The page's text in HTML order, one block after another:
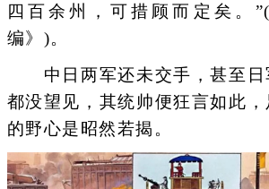
四百余州，可措顾而定矣。
编》)。
中日两军还未交手，甚至日
都没望见，其统帅便狂言如此
的野心是昭然若揭。